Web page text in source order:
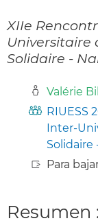
XIIe
Universitaire
Solidaire -
Valérie
RIUESS
Inter-
Solidaire
Para
Resumen :